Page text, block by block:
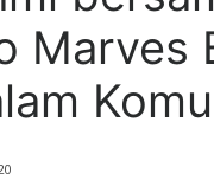
Marves